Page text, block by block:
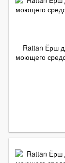
Rattan Ёрш
моющего